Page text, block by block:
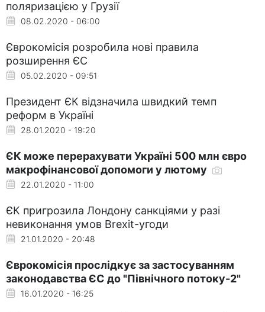
поляризацією у Грузії
08.02.2020 - 06:00
Єврокомісія розробила нові правила
розширення ЄС
05.02.2020 - 09:51
Президент ЄК відзначила швидкий темп
реформ в Україні
28.01.2020 - 19:20
ЄК може перерахувати Україні 500 млн євро
макрофінансової допомоги у лютому
22.01.2020 - 11:00
ЄК пригрозила Лондону санкціями у разі
невиконання умов Brexit-угоди
21.01.2020 - 20:48
Єврокомісія прослідкує за застосуванням
законодавства ЄС до "Північного потоку-2"
16.01.2020 - 16:25